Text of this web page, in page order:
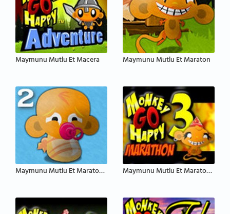
Maymunu Mutlu Et Macera Maymunu Mutlu Et Maraton
Maymunu Mutlu Et Maraton 2 Maymunu Mutlu Et Maraton 3